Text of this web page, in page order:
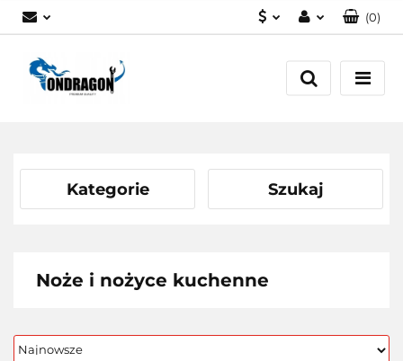
Zaloguj się
Załóż konto
(0)
Kategorie Szukaj
Noże i nożyce kuchenne